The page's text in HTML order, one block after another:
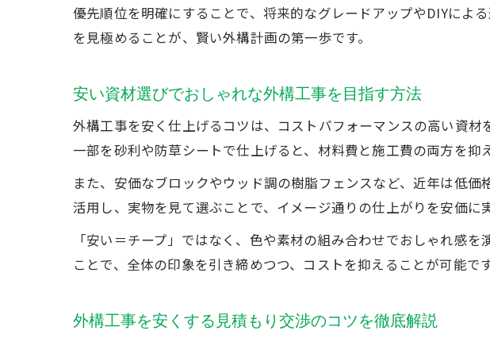
おしゃれで安
予算50万円台
外構工事で実
費用を抑えた
外構工事のお
安くておしゃれな外
外構工事で安
お金がない時
外構工事で失
優先順位を明確にすることで、将来的なグレードアップやDIYによ
を見極めることが、賢い外構計画の第一歩です。
安い資材選びでおしゃれな外構工事を目指す方法
外構工事を安く仕上げるコツは、コストパフォーマンスの高い資
一部を砂利や防草シートで仕上げると、材料費と施工費の両方を抑
また、安価なブロックやウッド調の樹脂フェンスなど、近年は低
活用し、実物を見て選ぶことで、イメージ通りの仕上がりを安価に
「安い＝チープ」ではなく、色や素材の組み合わせでおしゃれ感
ことで、全体の印象を引き締めつつ、コストを抑えることが可能です
外構工事を安くする見積もり交渉のコツを徹底解説
お問い
お問い